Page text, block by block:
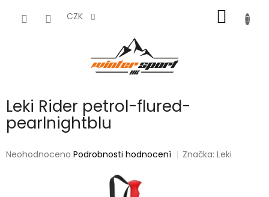
CZK
KOŠÍK
Leki Rider petrol-flured-
pearlnightblu
Průměrné
Neohodnoceno Podrobnosti hodnocení Značka:Leki